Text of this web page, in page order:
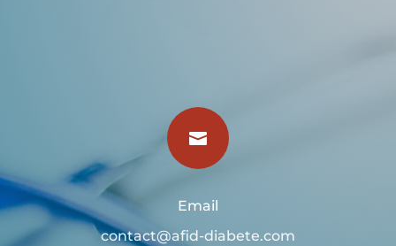

Email
contact@afid-diabete.com